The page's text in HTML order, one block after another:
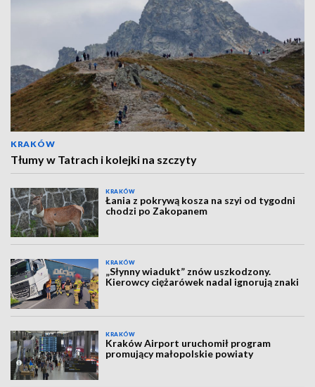
KRAKÓW
Tłumy w Tatrach i kolejki na szczyty
KRAKÓW
Łania z pokrywą kosza na szyi od tygodni
chodzi po Zakopanem
KRAKÓW
„Słynny wiadukt” znów uszkodzony.
Kierowcy ciężarówek nadal ignorują znaki
KRAKÓW
Kraków Airport uruchomił program
promujący małopolskie powiaty